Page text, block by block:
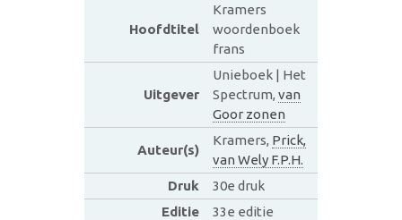
Hoofdtitel
Kramers
woordenboek
frans
Uitgever
Unieboek | Het
Spectrum, van
Goor zonen
Auteur(s)
Kramers, Prick,
van Wely F.P.H.
Druk
30e druk
Editie
33e editie